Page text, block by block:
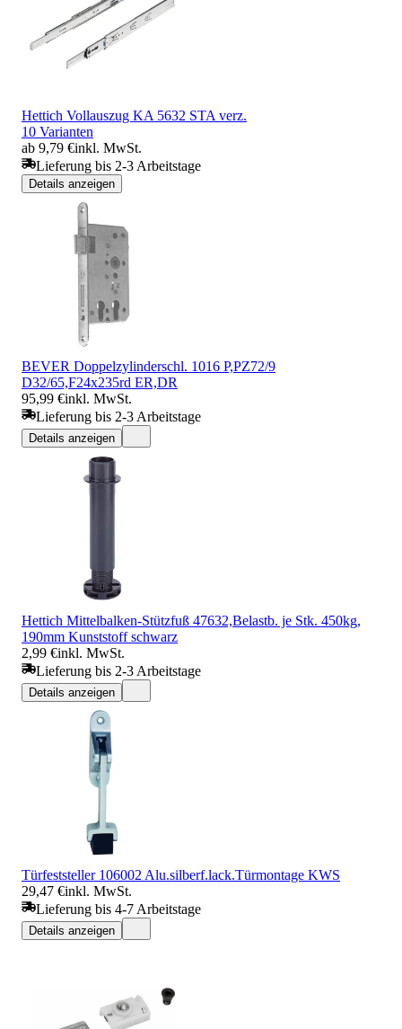
Hettich Vollauszug KA 5632 STA verz.
10 Varianten
ab 9,79 €inkl. MwSt.
Lieferung bis 2-3 Arbeitstage
Details anzeigen
BEVER Doppelzylinderschl. 1016 P,PZ72/9
D32/65,F24x235rd ER,DR
95,99 €inkl. MwSt.
Lieferung bis 2-3 Arbeitstage
Details anzeigen
Hettich Mittelbalken-Stützfuß 47632,Belastb. je Stk. 450kg,
190mm Kunststoff schwarz
2,99 €inkl. MwSt.
Lieferung bis 2-3 Arbeitstage
Details anzeigen
Türfeststeller 106002 Alu.silberf.lack.Türmontage KWS
29,47 €inkl. MwSt.
Lieferung bis 4-7 Arbeitstage
Details anzeigen